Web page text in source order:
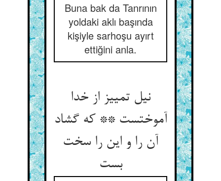
Buna bak da Tanrının
yoldaki aklı başında
kişiyle sarhoşu ayırt
ettiğini anla.
نیل تمییز از خدا
آموختست ** که گشاد
آن را و این را سخت
بست